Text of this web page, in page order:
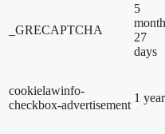
_GRECAPTCHA
5
27
days
cookielawinfo-
checkbox-advertisement
1 year